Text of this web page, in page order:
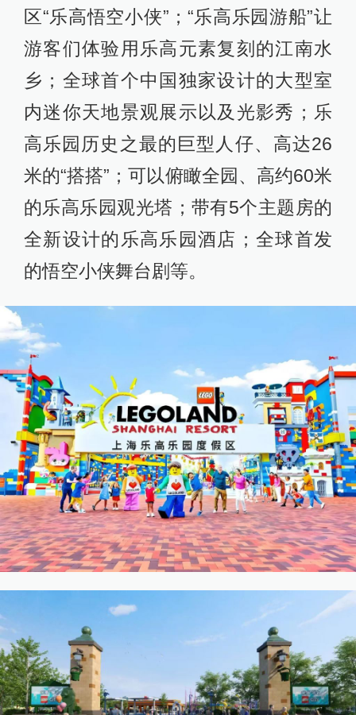
区“乐高悟空小侠”；“乐高乐园游船”让
游客们体验用乐高元素复刻的江南水
乡；全球首个中国独家设计的大型室
内迷你天地景观展示以及光影秀；乐
高乐园历史之最的巨型人仔、高达26
米的“搭搭”；可以俯瞰全园、高约60米
的乐高乐园观光塔；带有5个主题房的
全新设计的乐高乐园酒店；全球首发
的悟空小侠舞台剧等。